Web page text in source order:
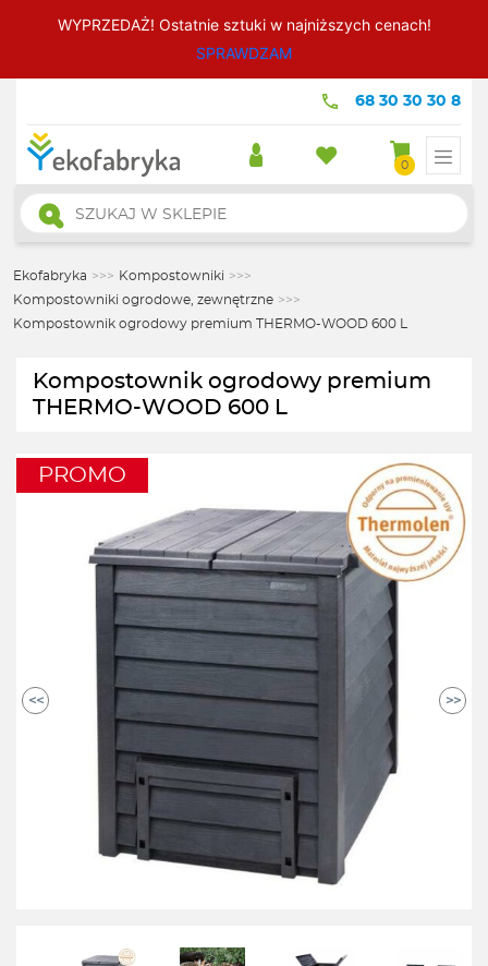
WYPRZEDAŻ! Ostatnie sztuki w najniższych cenach!
SPRAWDZAM
68 30 30 30 8
0
Wyszukiwarka
produktów
Ekofabryka >>> Kompostowniki >>>
Kompostowniki ogrodowe, zewnętrzne >>>
Kompostownik ogrodowy premium THERMO-WOOD 600 L
Kompostownik ogrodowy premium
THERMO-WOOD 600 L
PROMO
<< >>